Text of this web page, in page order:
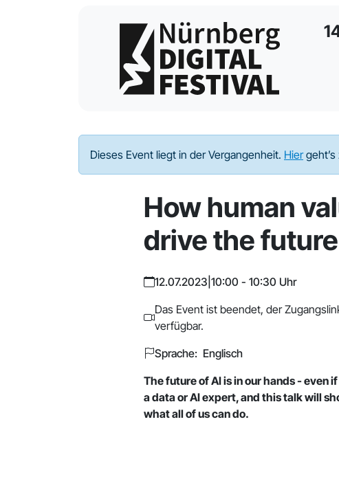
Dieses Event liegt in der Vergangenheit. Hiergeht’s
How human
drive the
12.07.2023 10:00 - 10:30 Uhr
Das Event ist beendet, der
verfügbar.
Sprache: Englisch
The future of AI is in our hands - even
a data or AI expert, and this talk will
what all of us can do.